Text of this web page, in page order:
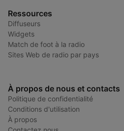
Ressources
Diffuseurs
Widgets
Match de foot à la radio
Sites Web de radio par pays
À propos de nous et contacts
Politique de confidentialité
Conditions d'utilisation
À propos